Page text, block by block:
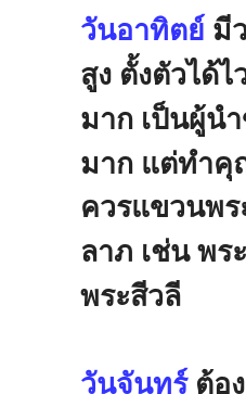
วันอาทิตย์ มี
สูง ตั้งตัวได้ไ
มาก เป็นผู้น
มาก แต่ทำคุ
ควรแขวนพร
ลาภ เช่น พร
พระสีวลี
วันจันทร์ ต้อ